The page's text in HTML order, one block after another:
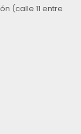
(calle 11 entre